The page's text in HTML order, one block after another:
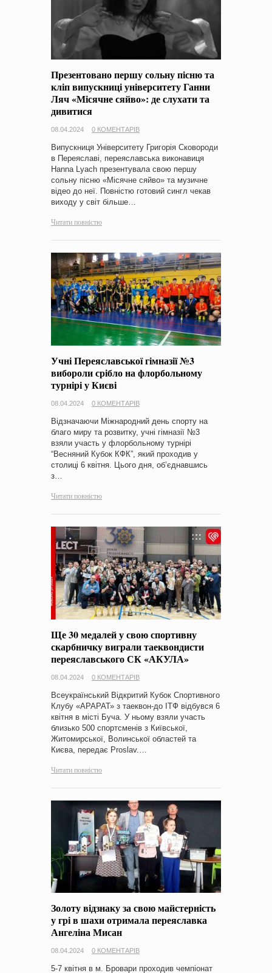
Презентовано першу сольну пісню та
кліп випускниці університету Ганни
Ляч «Місячне сяйво»: де слухати та
дивитися
08.04.2024 0 КОМЕНТАРІВ
Випускниця Університету Григорія Сковороди
в Переяславі, переяславська виконавиця
Hanna Lyach презентувала свою першу
сольну пісню «Місячне сяйво» та музичне
відео до неї. Повністю готовий сингл чекав
виходу у світ більше…
Читати повністю
Учні Переяславської гімназії №3
вибороли срібло на флорбольному
турнірі у Києві
08.04.2024 0 КОМЕНТАРІВ
Відзначаючи Міжнародний день спорту на
благо миру та розвитку, учні гімназії №3
взяли участь у флорбольному турнірі
“Весняний Кубок КФК”, який проходив у
столиці 6 квітня. Цього дня, об’єднавшись
з…
Читати повністю
Ще 30 медалей у свою спортивну
скарбничку виграли таеквондисти
переяславського СК «АКУЛА»
08.04.2024 0 КОМЕНТАРІВ
Всеукраїнський Відкритий Кубок Спортивного
Клубу «АРАРАТ» з таеквон-до ІТФ відбувся 6
квітня в місті Буча. У ньому взяли участь
близько 500 спортсменів з Київської,
Житомирської, Волинської областей та
Києва, передає Proslav.…
Читати повністю
Золоту відзнаку за свою майстерність
у грі в шахи отримала переяславка
Ангеліна Мисан
08.04.2024 0 КОМЕНТАРІВ
5-7 квітня в м. Бровари проходив чемпіонат